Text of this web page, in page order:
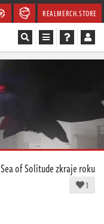
REALMERCH.STORE
Sea of Solitudezkraje roku
3